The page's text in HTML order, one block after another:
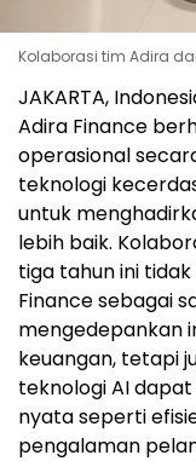
Kolaborasi tim Adira
JAKARTA,
Adira Finance
operasional
teknologi
untuk
lebih baik.
tiga tahun ini
Finance sebagai
mengedepankan
keuangan, tetapi
teknologi AI
nyata seperti
pengalaman